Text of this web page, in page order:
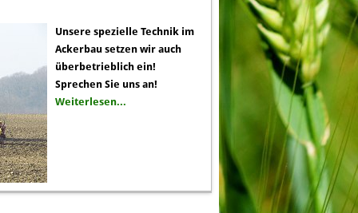
Unsere spezielle Technik im
Ackerbau setzen wir auch
überbetrieblich ein!
Sprechen Sie uns an!
Weiterlesen...